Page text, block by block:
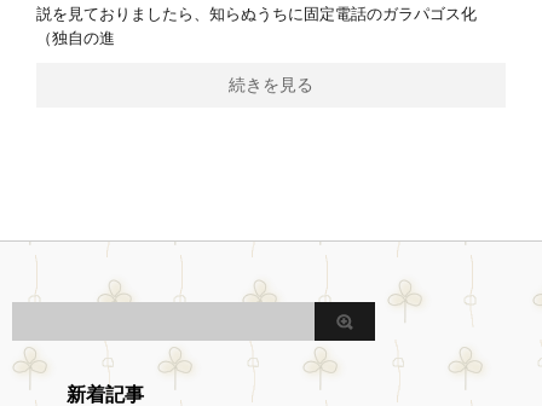
説を見ておりましたら、知らぬうちに固定電話のガラパゴス化
（独自の進
続きを見る
新着記事